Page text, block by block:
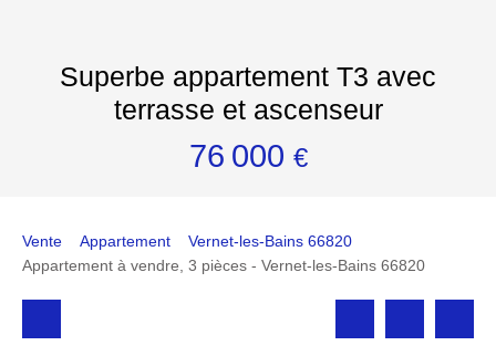
Superbe appartement T3 avec
terrasse et ascenseur
76 000 €
Vente Appartement
Vernet-les-Bains 66820
Appartement à vendre, 3 pièces - Vernet-les-Bains 66820